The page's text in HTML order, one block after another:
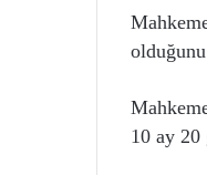
10 ay 20